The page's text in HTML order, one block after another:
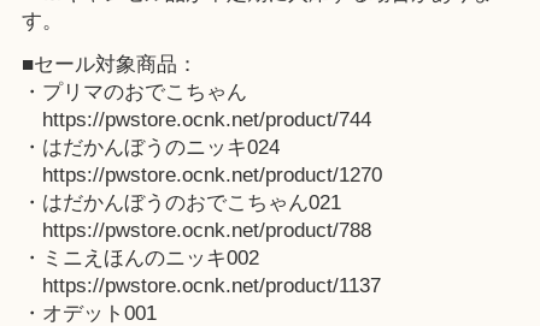
す。
■セール対象商品：
・プリマのおでこちゃん
https://pwstore.ocnk.net/product/744
・はだかんぼうのニッキ024
https://pwstore.ocnk.net/product/1270
・はだかんぼうのおでこちゃん021
https://pwstore.ocnk.net/product/788
・ミニえほんのニッキ002
https://pwstore.ocnk.net/product/1137
・オデット001